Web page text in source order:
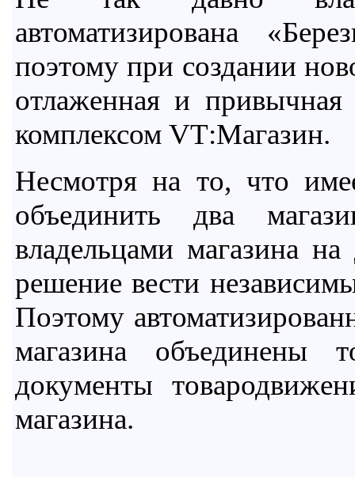
автоматизирована
поэтому при создании
отлаженная и
комплексом VT:Магазин.
Несмотря на то, что
объединить два
владельцами магазина
решение вести
Поэтому
магазина объединены
документы
магазина.